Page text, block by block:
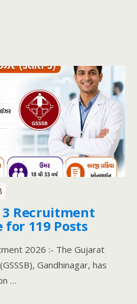
3 Recruitment
for 119 Posts
2026 :- The Gujarat
Gandhinagar, has
…